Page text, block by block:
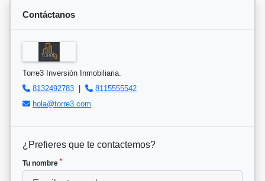
Contáctanos
Torre3 Inversión Inmobiliaria.
8132492783 |
8115555542
hola@torre3.com
¿Prefieres que te contactemos?
Tu nombre *